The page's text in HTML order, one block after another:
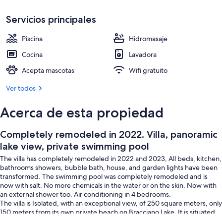
Servicios principales
Piscina
Hidromasaje
Cocina
Lavadora
Acepta mascotas
Wifi gratuito
Ver todos
Acerca de esta propiedad
Completely remodeled in 2022. Villa, panoramic
lake view, private swimming pool
The villa has completely remodeled in 2022 and 2023, All beds, kitchen,
bathrooms showers, bubble bath, house, and garden lights have been
transformed. The swimming pool was completely remodeled and is
now with salt. No more chemicals in the water or on the skin. Now with
an external shower too. Air conditioning in 4 bedrooms.
The villa is Isolated, with an exceptional view, of 250 square meters, only
150 meters from its own private beach on Bracciano Lake. It is situated